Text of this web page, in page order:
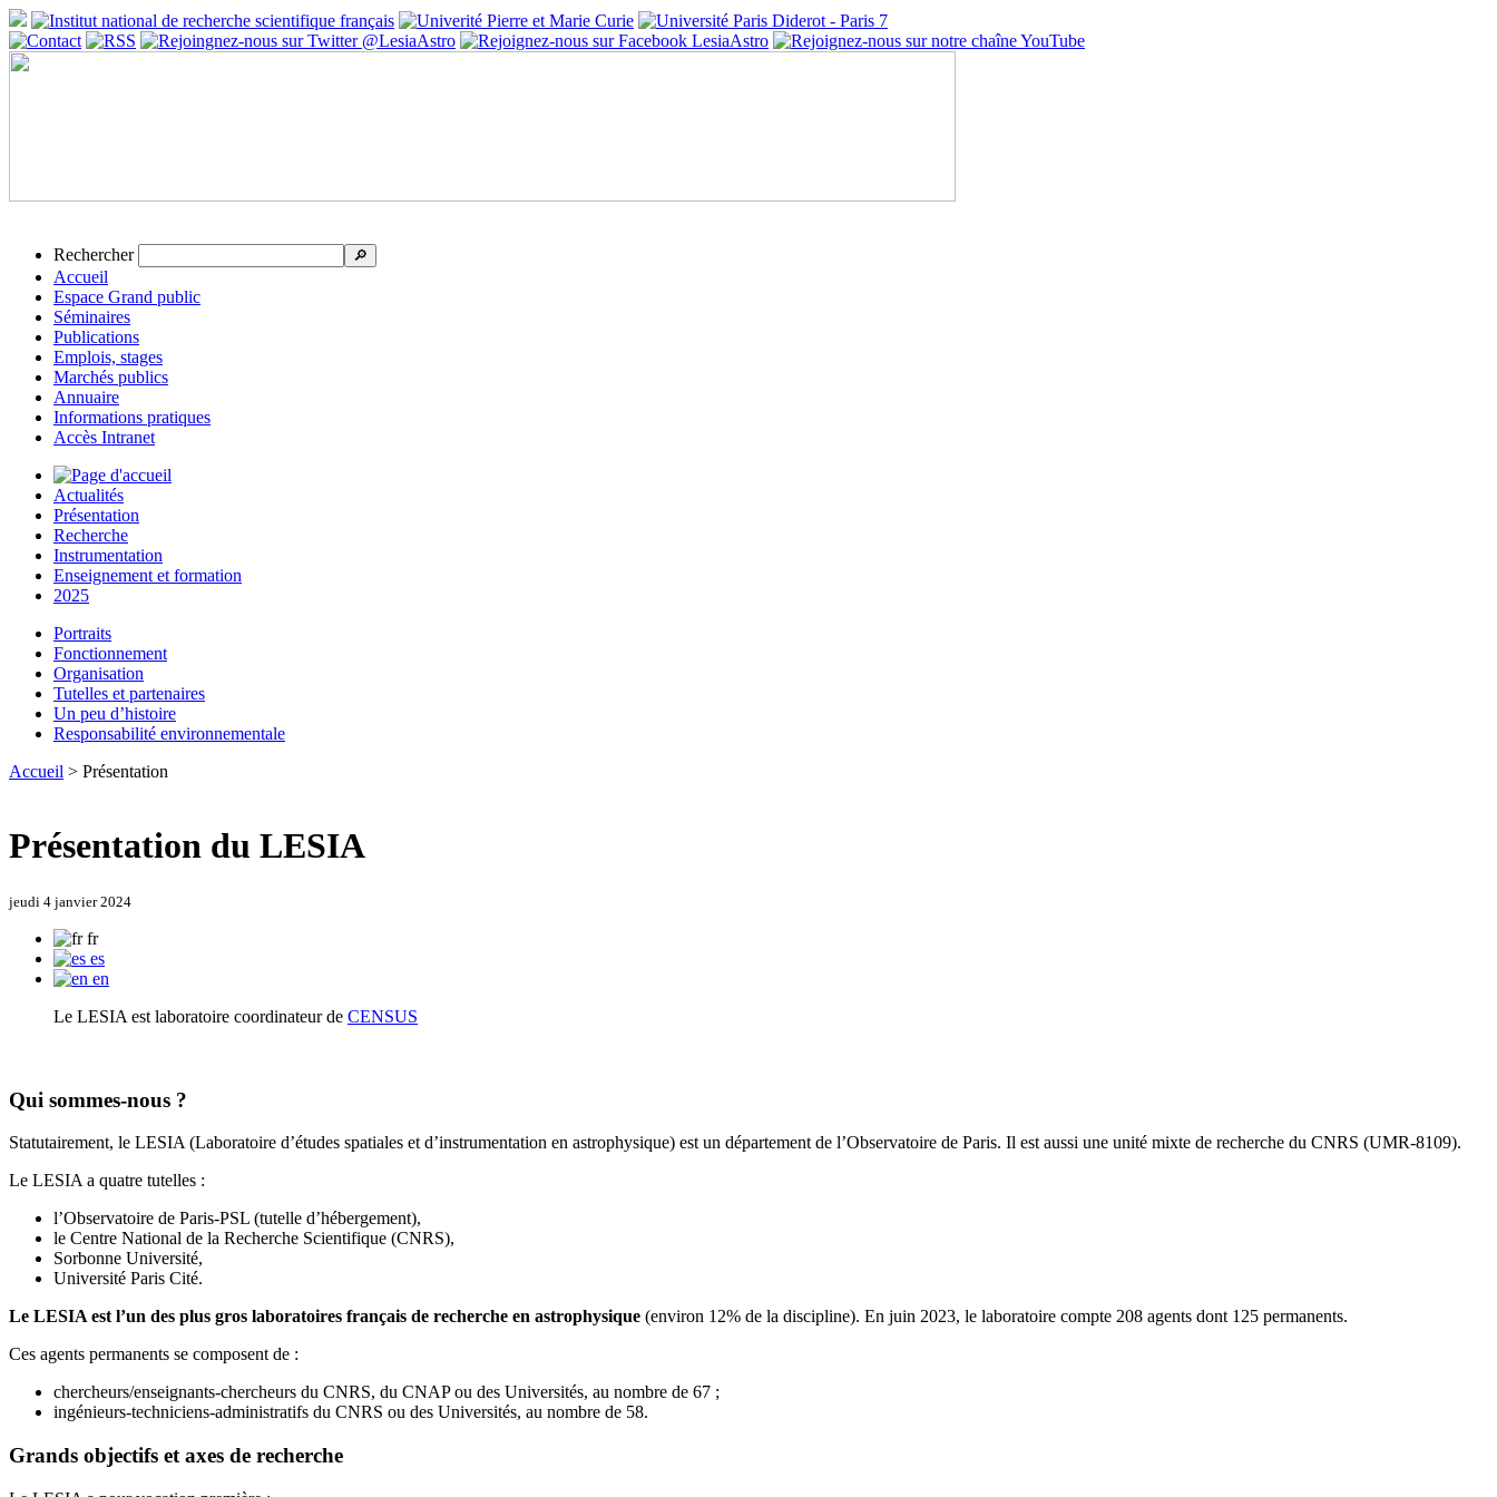
Rechercher 🔎
Accueil
Espace Grand public
Séminaires
Publications
Emplois, stages
Marchés publics
Annuaire
Informations pratiques
Accès Intranet
Actualités
Présentation
Recherche
Instrumentation
Enseignement et formation
2025
Portraits
Fonctionnement
Organisation
Tutelles et partenaires
Un peu d’histoire
Responsabilité environnementale
Accueil > Présentation
Présentation du LESIA
jeudi 4 janvier 2024
fr
es
en
Le LESIA est laboratoire coordinateur de CENSUS
Qui sommes-nous ?
Statutairement, le LESIA (Laboratoire d’études spatiales et d’instrumentation en astrophysique) est un département de l’Observatoire de Paris. Il est aussi une unité mixte de recherche du CNRS (UMR-8109).
Le LESIA a quatre tutelles :
l’Observatoire de Paris-PSL (tutelle d’hébergement),
le Centre National de la Recherche Scientifique (CNRS),
Sorbonne Université,
Université Paris Cité.
Le LESIA est l’un des plus gros laboratoires français de recherche en astrophysique (environ 12% de la discipline). En juin 2023, le laboratoire compte 208 agents dont 125 permanents.
Ces agents permanents se composent de :
chercheurs/enseignants-chercheurs du CNRS, du CNAP ou des Universités, au nombre de 67 ;
ingénieurs-techniciens-administratifs du CNRS ou des Universités, au nombre de 58.
Grands objectifs et axes de recherche